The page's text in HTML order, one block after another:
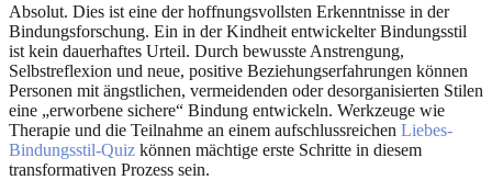
Absolut. Dies ist eine der hoffnungsvollsten Erkenntnisse in der
Bindungsforschung. Ein in der Kindheit entwickelter Bindungsstil
ist kein dauerhaftes Urteil. Durch bewusste Anstrengung,
Selbstreflexion und neue, positive Beziehungserfahrungen können
Personen mit ängstlichen, vermeidenden oder desorganisierten Stilen
eine „erworbene sichere“ Bindung entwickeln. Werkzeuge wie
Therapie und die Teilnahme an einem aufschlussreichen Liebes-
Bindungsstil-Quiz können mächtige erste Schritte in diesem
transformativen Prozess sein.